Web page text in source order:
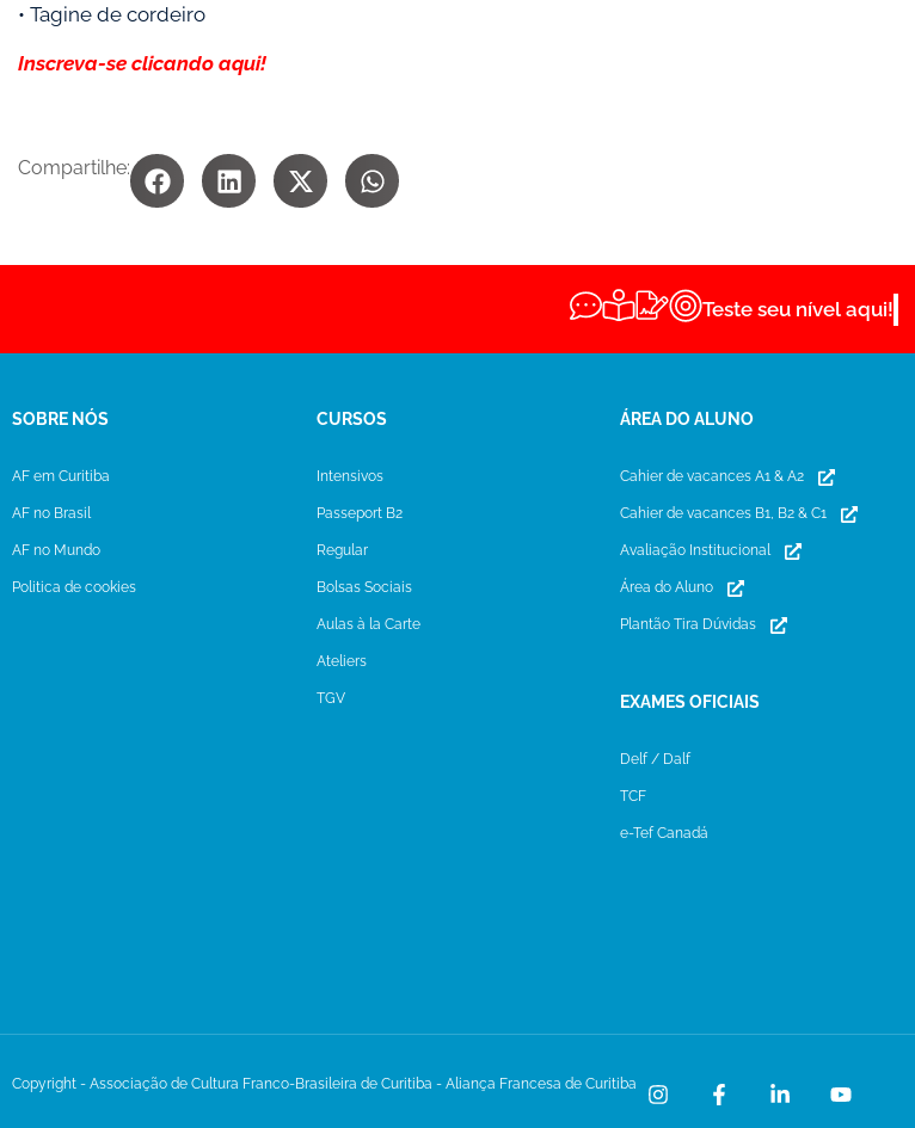
• Tagine de cordeiro
Inscreva-se clicando aqui!
Compartilhe:
Teste seu nível aqui!
SOBRE NÓS
AF em Curitiba
AF no Brasil
AF no Mundo
Politica de cookies
CURSOS
Intensivos
Passeport B2
Regular
Bolsas Sociais
Aulas à la Carte
Ateliers
TGV
ÁREA DO ALUNO
Cahier de vacances A1 & A2
Cahier de vacances B1, B2 & C1
Avaliação Institucional
Área do Aluno
Plantão Tira Dúvidas
EXAMES OFICIAIS
Delf / Dalf
TCF
e-Tef Canadá
Copyright - Associação de Cultura Franco-Brasileira de Curitiba - Aliança Francesa de Curitiba